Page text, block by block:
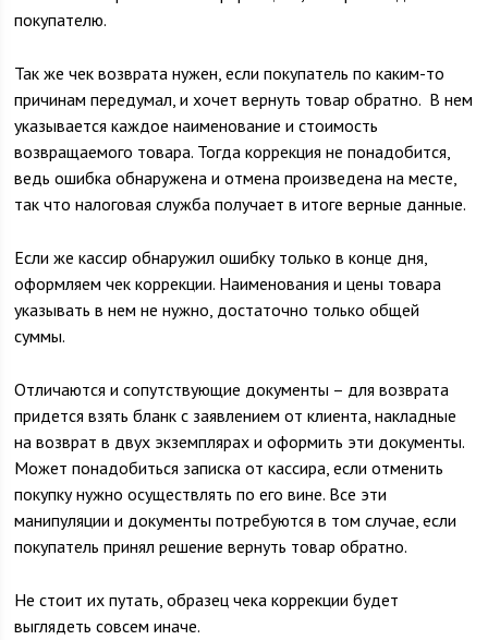
покупателю.
Так же чек возврата нужен, если покупатель по каким-то
причинам передумал, и хочет вернуть товар обратно. В нем
указывается каждое наименование и стоимость
возвращаемого товара. Тогда коррекция не понадобится,
ведь ошибка обнаружена и отмена произведена на месте,
так что налоговая служба получает в итоге верные данные.
Если же кассир обнаружил ошибку только в конце дня,
оформляем чек коррекции. Наименования и цены товара
указывать в нем не нужно, достаточно только общей
суммы.
Отличаются и сопутствующие документы – для возврата
придется взять бланк с заявлением от клиента, накладные
на возврат в двух экземплярах и оформить эти документы.
Может понадобиться записка от кассира, если отменить
покупку нужно осуществлять по его вине. Все эти
манипуляции и документы потребуются в том случае, если
покупатель принял решение вернуть товар обратно.
Не стоит их путать, образец чека коррекции будет
выглядеть совсем иначе.